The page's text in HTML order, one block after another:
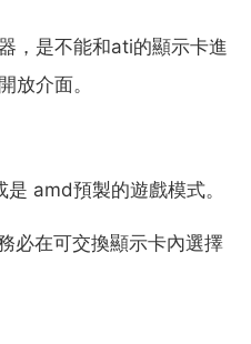
，是不能和ati的顯示卡進
放介面。
amd預製的遊戲模式。
必在可交換顯示卡內選擇